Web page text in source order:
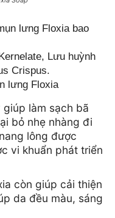
lưng Floxia bao
Lưu huỳnh
Crispus.
lưng Floxia
giúp làm sạch bã
bỏ nhẹ nhàng đi
lông được
vi khuẩn phát triển
còn giúp cải thiện
da đều màu, sáng